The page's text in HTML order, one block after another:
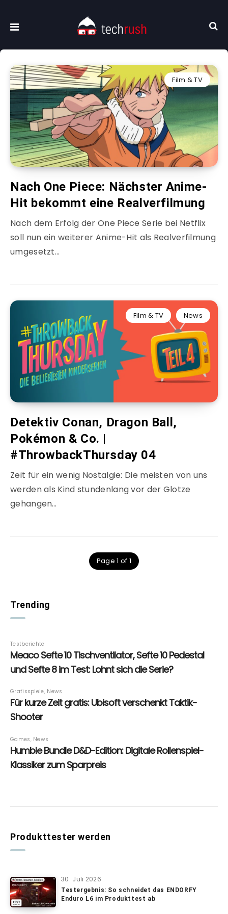
Film & TV
Nach One Piece: Nächster Anime-
Hit bekommt eine Realverfilmung
Nach dem Erfolg der One Piece Serie bei Netflix
soll nun ein weiterer Anime-Hit als Realverfilmung
umgesetzt…
Film & TV News
Detektiv Conan, Dragon Ball,
Pokémon & Co. |
#ThrowbackThursday 04
Zeit für ein wenig Nostalgie: Die meisten von uns
werden als Kind stundenlang vor der Glotze
gehangen…
Page 1 of 1
Trending
Produkttester werden
30. Juli 2026
Testergebnis: So schneidet das ENDORFY
Enduro L6 im Produkttest ab